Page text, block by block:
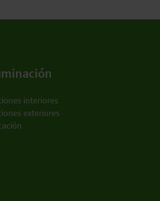
interiores
exteriores